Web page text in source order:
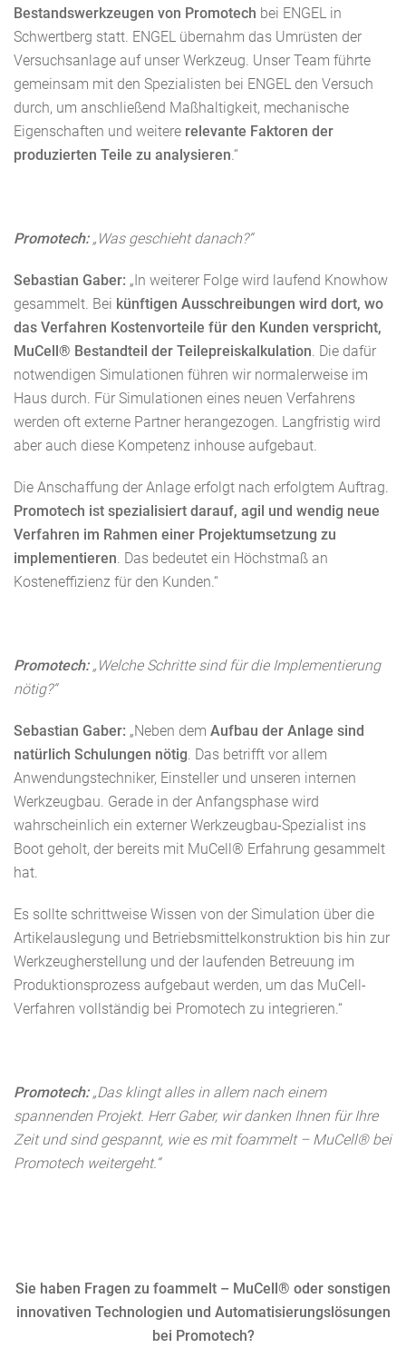
Bestandswerkzeugen von Promotech bei ENGEL in
Schwertberg statt. ENGEL übernahm das Umrüsten der
Versuchsanlage auf unser Werkzeug. Unser Team führte
gemeinsam mit den Spezialisten bei ENGEL den Versuch
durch, um anschließend Maßhaltigkeit, mechanische
Eigenschaften und weitere relevante Faktoren der
produzierten Teile zu analysieren.“
Promotech:„Was geschieht danach?“
Sebastian Gaber: „In weiterer Folge wird laufend Knowhow
gesammelt. Bei künftigen Ausschreibungen wird dort, wo
das Verfahren Kostenvorteile für den Kunden verspricht,
MuCell® Bestandteil der Teilepreiskalkulation. Die dafür
notwendigen Simulationen führen wir normalerweise im
Haus durch. Für Simulationen eines neuen Verfahrens
werden oft externe Partner herangezogen. Langfristig wird
aber auch diese Kompetenz inhouse aufgebaut.
Die Anschaffung der Anlage erfolgt nach erfolgtem Auftrag.
Promotech ist spezialisiert darauf, agil und wendig neue
Verfahren im Rahmen einer Projektumsetzung zu
implementieren. Das bedeutet ein Höchstmaß an
Kosteneffizienz für den Kunden.“
Promotech:„Welche Schritte sind für die Implementierung
nötig?“
Sebastian Gaber: „Neben dem Aufbau der Anlage sind
natürlich Schulungen nötig. Das betrifft vor allem
Anwendungstechniker, Einsteller und unseren internen
Werkzeugbau. Gerade in der Anfangsphase wird
wahrscheinlich ein externer Werkzeugbau-Spezialist ins
Boot geholt, der bereits mit MuCell® Erfahrung gesammelt
hat.
Es sollte schrittweise Wissen von der Simulation über die
Artikelauslegung und Betriebsmittelkonstruktion bis hin zur
Werkzeugherstellung und der laufenden Betreuung im
Produktionsprozess aufgebaut werden, um das MuCell-
Verfahren vollständig bei Promotech zu integrieren.“
Promotech:„Das klingt alles in allem nach einem
spannenden Projekt. Herr Gaber, wir danken Ihnen für Ihre
Zeit und sind gespannt, wie es mit foammelt – MuCell® bei
Promotech weitergeht.“
Sie haben Fragen zu foammelt – MuCell® oder sonstigen
innovativen Technologien und Automatisierungslösungen
bei Promotech?